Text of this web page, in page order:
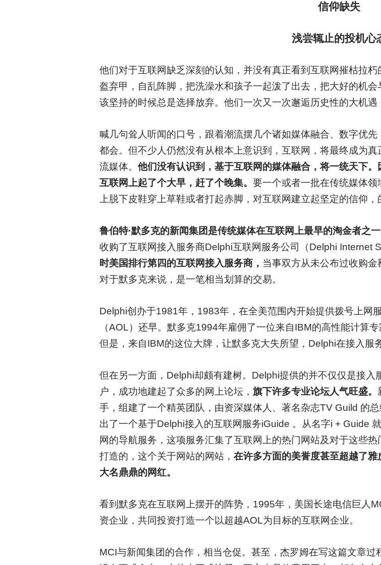
信仰缺失
浅尝辄止的投机心
他们对于互联网缺乏深刻的认知，并没有真正看到互联网摧枯拉
盔弃甲，自乱阵脚，把洗澡水和孩子一起泼了出去，把大好的机
该坚持的时候总是选择放弃。他们一次又一次邂逅历史性的大机遇
喊几句耸人听闻的口号，跟着潮流摆几个诸如媒体融合、数字优
都会。但不少人仍然没有从根本上意识到，互联网，将最终成为
流媒体。 他们没有认识到，基于互联网的媒体融合，将一统天下
互联网上起了个大早，赶了个晚集。 要一个或者一批在传统媒体
上脱下皮鞋穿上草鞋或者打起赤脚，对互联网建立起坚定的信仰，
鲁伯特·默多克的新闻集团是传统媒体在互联网上最早的淘金者之一
收购了互联网接入服务商Delphi互联网服务公司（Delphi Internet
时美国排行第四的互联网接入服务商， 当事双方从未公布过收购
对于默多克来说，是一笔相当划算的交易。
Delphi创办于1981年，1983年，在全美范围内开始提供拨号上网
（AOL）还早。默多克1994年雇佣了一位来自IBM的高性能计算
但是，来自IBM的这位大牌，让默多克大失所望，Delphi在接入服
但在另一方面，Delphi却颇有建树。Delphi提供的并不仅仅是接入
户，成功地建起了众多的网上论坛， 旗下许多专业论坛人气旺盛。
手，组建了一个精英团队，由资深媒体人、著名杂志TV Guild 的
出了一个基于Delphi接入的互联网服务iGuide 。从名字i + Guide
网的导航服务，这项服务汇集了互联网上的热门网站及对于这些
打造的，这个关于网站的网站， 在许多方面的美誉度甚至超越了
大名鼎鼎的网红。
看到默多克在互联网上摆开的阵势，1995年，美国长途电信巨人
资企业，共同投资打造一个以超越AOL为目标的互联网企业。
MCI与新闻集团的合作，相当仓促。甚至，杰罗姆在写这篇文章